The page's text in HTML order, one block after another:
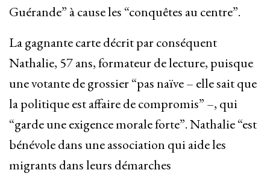
Guérande” à cause les “conquêtes au centre”.
La gagnante carte décrit par conséquent
Nathalie, 57 ans, formateur de lecture, puisque
une votante de grossier “pas naïve – elle sait que
la politique est affaire de compromis” –, qui
“garde une exigence morale forte”. Nathalie “est
bénévole dans une association qui aide les
migrants dans leurs démarches